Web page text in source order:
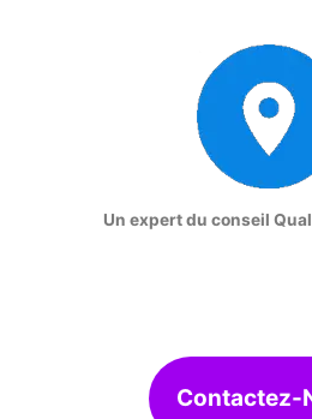
Un expert du conseil
Contactez-